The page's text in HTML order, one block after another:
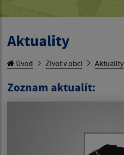
Aktuality
Úvod Život v obci Aktuality
Zoznam aktualít: